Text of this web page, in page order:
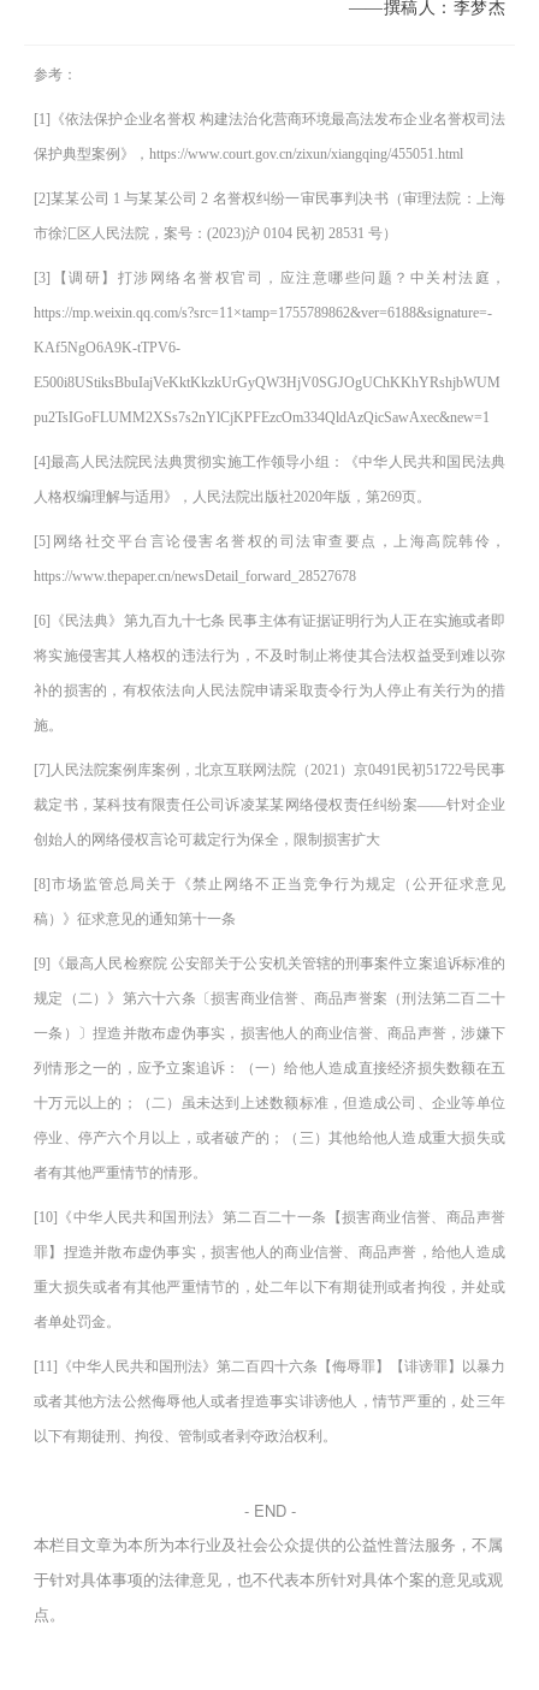
——撰稿人：李梦杰
参考：
[1]《依法保护企业名誉权 构建法治化营商环境最高法发布企业名誉权司法
保护典型案例》，https://www.court.gov.cn/zixun/xiangqing/455051.html
[2]某某公司 1 与某某公司 2 名誉权纠纷一审民事判决书（审理法院：上海
市徐汇区人民法院，案号：(2023)沪 0104 民初 28531 号）
[3]【调研】打涉网络名誉权官司，应注意哪些问题？中关村法庭，
https://mp.weixin.qq.com/s?src=11×tamp=1755789862&ver=6188&signature=-
KAf5NgO6A9K-tTPV6-
E500i8UStiksBbuIajVeKktKkzkUrGyQW3HjV0SGJOgUChKKhYRshjbWUM
pu2TsIGoFLUMM2XSs7s2nYlCjKPFEzcOm334QldAzQicSawAxec&new=1
[4]最高人民法院民法典贯彻实施工作领导小组：《中华人民共和国民法典
人格权编理解与适用》，人民法院出版社2020年版，第269页。
[5]网络社交平台言论侵害名誉权的司法审查要点，上海高院韩伶，
https://www.thepaper.cn/newsDetail_forward_28527678
[6]《民法典》第九百九十七条 民事主体有证据证明行为人正在实施或者即
将实施侵害其人格权的违法行为，不及时制止将使其合法权益受到难以弥
补的损害的，有权依法向人民法院申请采取责令行为人停止有关行为的措
施。
[7]人民法院案例库案例，北京互联网法院（2021）京0491民初51722号民事
裁定书，某科技有限责任公司诉凌某某网络侵权责任纠纷案——针对企业
创始人的网络侵权言论可裁定行为保全，限制损害扩大
[8]市场监管总局关于《禁止网络不正当竞争行为规定（公开征求意见
稿）》征求意见的通知第十一条
[9]《最高人民检察院 公安部关于公安机关管辖的刑事案件立案追诉标准的
规定（二）》第六十六条〔损害商业信誉、商品声誉案（刑法第二百二十
一条）〕捏造并散布虚伪事实，损害他人的商业信誉、商品声誉，涉嫌下
列情形之一的，应予立案追诉：（一）给他人造成直接经济损失数额在五
十万元以上的；（二）虽未达到上述数额标准，但造成公司、企业等单位
停业、停产六个月以上，或者破产的；（三）其他给他人造成重大损失或
者有其他严重情节的情形。
[10]《中华人民共和国刑法》第二百二十一条【损害商业信誉、商品声誉
罪】捏造并散布虚伪事实，损害他人的商业信誉、商品声誉，给他人造成
重大损失或者有其他严重情节的，处二年以下有期徒刑或者拘役，并处或
者单处罚金。
[11]《中华人民共和国刑法》第二百四十六条【侮辱罪】【诽谤罪】以暴力
或者其他方法公然侮辱他人或者捏造事实诽谤他人，情节严重的，处三年
以下有期徒刑、拘役、管制或者剥夺政治权利。
- END -
本栏目文章为本所为本行业及社会公众提供的公益性普法服务，不属
于针对具体事项的法律意见，也不代表本所针对具体个案的意见或观
点。